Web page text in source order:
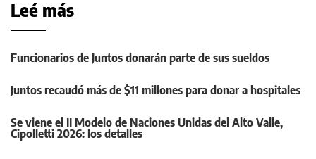
Leé más
Funcionarios de Juntos donarán parte de sus sueldos
Juntos recaudó más de $11 millones para donar a hospitales
Se viene el II Modelo de Naciones Unidas del Alto Valle,
Cipolletti 2026: los detalles